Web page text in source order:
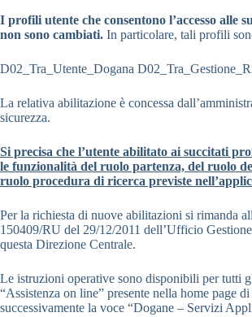
I profili utente che consentono l’accesso alle
non sono cambiati. In particolare, tali profili
D02_Tra_Utente_Dogana
La relativa abilitazione è concessa
sicurezza.
Si precisa che l’utente abilitato ai succitati
le funzionalità del ruolo partenza, del ruolo
ruolo procedura di ricerca previste
Per la richiesta di nuove abilitazioni si rimanda
150409/RU del 29/12/2011 dell’Ufficio
questa Direzione Centrale.
Le istruzioni operative sono disponibili per tutti
“Assistenza on line” presente nella home page
successivamente la voce “Dogane – Servizi